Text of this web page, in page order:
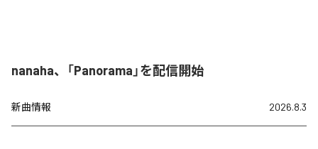
nanaha、「Panorama」を配信開始
新曲情報 2026.8.3